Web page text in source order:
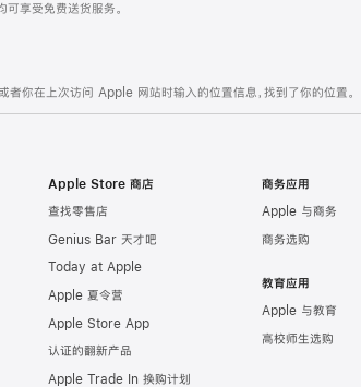
享受免费送货服务。
者你在上次访问 Apple 网站时输入的位置信息，找到了你的位置。
Apple Store 商店
查找零售店
Genius Bar 天才吧
Today at Apple
Apple 夏令营
Apple Store App
认证的翻新产品
Apple Trade In 换购计划
商务应用
Apple 与商务
商务选购
教育应用
Apple 与教育
高校师生选购